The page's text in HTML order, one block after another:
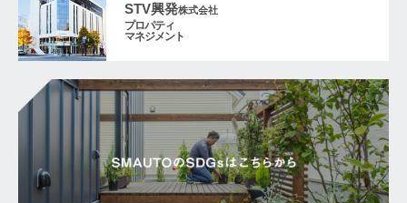
STV興発株式会社
プロパティ
マネジメント